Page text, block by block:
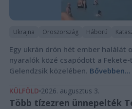
Ukrajna Oroszország Háború
Egy ukrán drón hét ember halálát
nyaralók közé csapódott a
Gelendzsik közelében. Bővebben...
KÜLFÖLD 2026. augusztus 3.
Több tízezren ünnepelték